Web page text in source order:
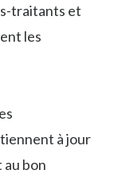
traitants et
les
à jour
bon